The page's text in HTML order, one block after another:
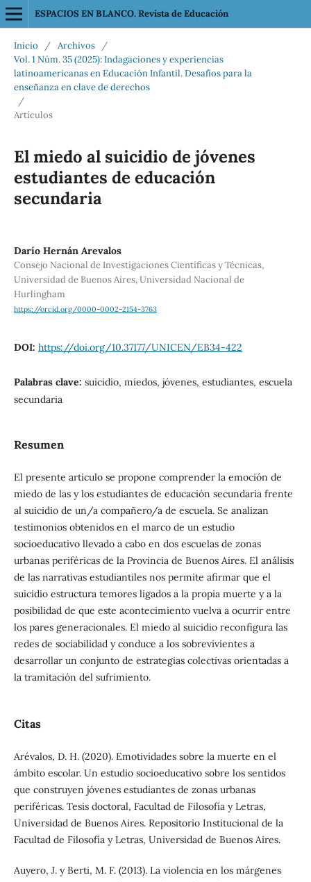
ESPACIOS EN BLANCO. Revista de Educación
Inicio / Archivos
/
Vol. 1 Núm. 35 (2025): Indagaciones y experiencias
latinoamericanas en Educación Infantil. Desafíos para la
enseñanza en clave de derechos
/
Artículos
El miedo al suicidio de jóvenes
estudiantes de educación
secundaria
Darío Hernán Arevalos
Consejo Nacional de Investigaciones Científicas y Técnicas,
Universidad de Buenos Aires, Universidad Nacional de
Hurlingham
https://orcid.org/0000-0002-2154-3763
DOI: https://doi.org/10.37177/UNICEN/EB34-422
Palabras clave: suicidio, miedos, jóvenes, estudiantes, escuela
secundaria
Resumen
El presente artículo se propone comprender la emoción de
miedo de las y los estudiantes de educación secundaria frente
al suicidio de un/a compañero/a de escuela. Se analizan
testimonios obtenidos en el marco de un estudio
socioeducativo llevado a cabo en dos escuelas de zonas
urbanas periféricas de la Provincia de Buenos Aires. El análisis
de las narrativas estudiantiles nos permite afirmar que el
suicidio estructura temores ligados a la propia muerte y a la
posibilidad de que este acontecimiento vuelva a ocurrir entre
los pares generacionales. El miedo al suicidio reconfigura las
redes de sociabilidad y conduce a los sobrevivientes a
desarrollar un conjunto de estrategias colectivas orientadas a
la tramitación del sufrimiento.
Citas
Arévalos, D. H. (2020). Emotividades sobre la muerte en el
ámbito escolar. Un estudio socioeducativo sobre los sentidos
que construyen jóvenes estudiantes de zonas urbanas
periféricas. Tesis doctoral, Facultad de Filosofía y Letras,
Universidad de Buenos Aires. Repositorio Institucional de la
Facultad de Filosofía y Letras, Universidad de Buenos Aires.
Auyero, J. y Berti, M. F. (2013). La violencia en los márgenes